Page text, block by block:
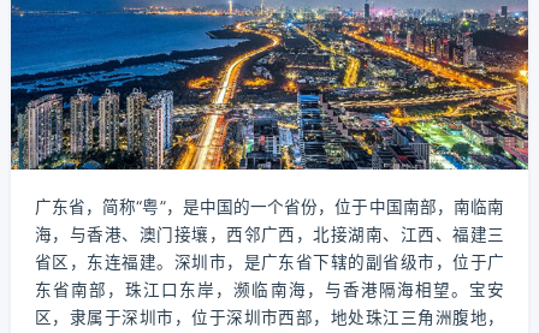
广东省，简称“粤”，是中国的一个省份，位于中国南部，南临南
海，与香港、澳门接壤，西邻广西，北接湖南、江西、福建三
省区，东连福建。深圳市，是广东省下辖的副省级市，位于广
东省南部，珠江口东岸，濒临南海，与香港隔海相望。宝安
区，隶属于深圳市，位于深圳市西部，地处珠江三角洲腹地，